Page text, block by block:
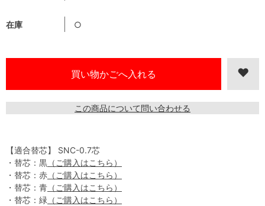
在庫 ○
この商品について問い合わせる
【適合替芯】 SNC-0.7芯
・替芯：黒 （ご購入はこちら）
・替芯：赤 （ご購入はこちら）
・替芯：青 （ご購入はこちら）
・替芯：緑 （ご購入はこちら）